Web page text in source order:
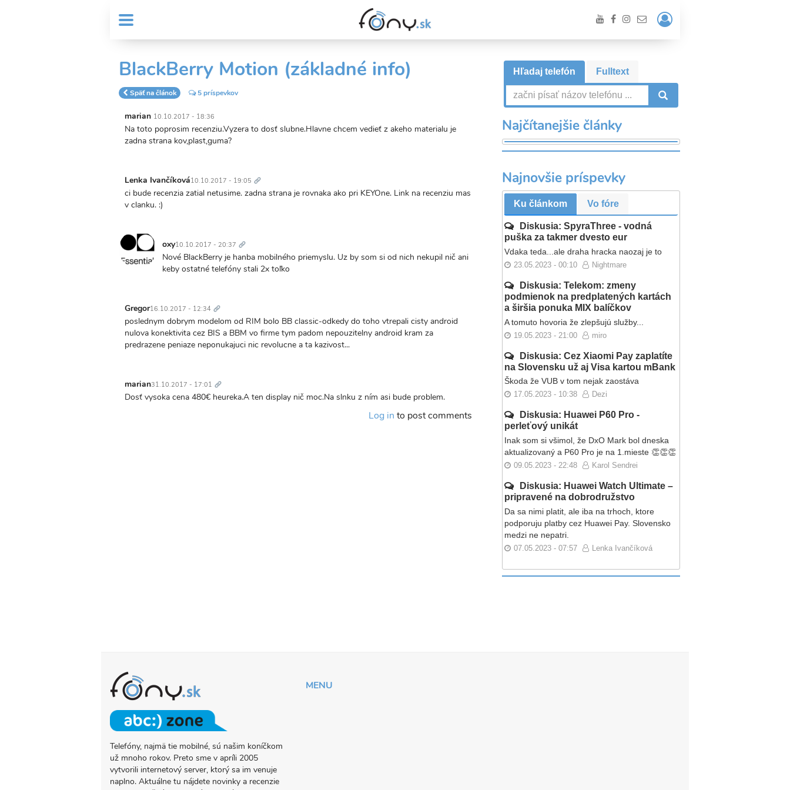
MENU
Header
menu
User
account
Prihlásiť
/
Registrácia
BlackBerry Motion (základné info)
Späť na článok 5 príspevkov
marian 10.10.2017 - 18:36
Na toto poprosim recenziu.Vyzera to dosť slubne.Hlavne chcem vedieť z akeho materialu je
zadna strana kov,plast,guma?
Lenka Ivančíková10.10.2017 - 19:05 odkaz
ci bude recenzia zatial netusime. zadna strana je rovnaka ako pri KEYOne. Link na recenziu mas
v clanku. :)
oxy10.10.2017 - 20:37 odkaz
Nové BlackBerry je hanba mobilného priemyslu. Uz by som si od nich nekupil nič ani
keby ostatné telefóny stali 2x toľko
Gregor16.10.2017 - 12:34 odkaz
poslednym dobrym modelom od RIM bolo BB classic-odkedy do toho vtrepali cisty android
nulova konektivita cez BIS a BBM vo firme tym padom nepouzitelny android kram za
predrazene peniaze neponukajuci nic revolucne a ta kazivost...
marian31.10.2017 - 17:01 odkaz
Dosť vysoka cena 480€ heureka.A ten display nič moc.Na slnku z ním asi bude problem.
Log in to post comments
Hľadaj telefón Fulltext
Najčítanejšie články
Najnovšie príspevky
Ku článkom Vo fóre
Diskusia: SpyraThree - vodná
puška za takmer dvesto eur
Vdaka teda...ale draha hracka naozaj je to
23.05.2023 - 00:10 Nightmare
Diskusia: Telekom: zmeny
podmienok na predplatených kartách
a širšia ponuka MIX balíčkov
A tomuto hovoria že zlepšujú služby...
19.05.2023 - 21:00 miro
Diskusia: Cez Xiaomi Pay zaplatíte
na Slovensku už aj Visa kartou mBank
Škoda že VUB v tom nejak zaostáva
17.05.2023 - 10:38 Dezi
Diskusia: Huawei P60 Pro -
perleťový unikát
Inak som si všimol, že DxO Mark bol dneska
aktualizovaný a P60 Pro je na 1.mieste 👏👏👏
09.05.2023 - 22:48 Karol Sendrei
Diskusia: Huawei Watch Ultimate –
pripravené na dobrodružstvo
Da sa nimi platit, ale iba na trhoch, ktore
podporuju platby cez Huawei Pay. Slovensko
medzi ne nepatri.
07.05.2023 - 07:57 Lenka Ivančíková
O
PROJEKTE
FONY.SK
Telefóny, najmä tie mobilné, sú našim koníčkom
už mnoho rokov. Preto sme v apríli 2005
vytvorili internetový server, ktorý sa im venuje
naplno. Aktuálne tu nájdete novinky a recenzie
MENU